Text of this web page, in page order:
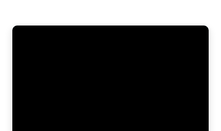
Images